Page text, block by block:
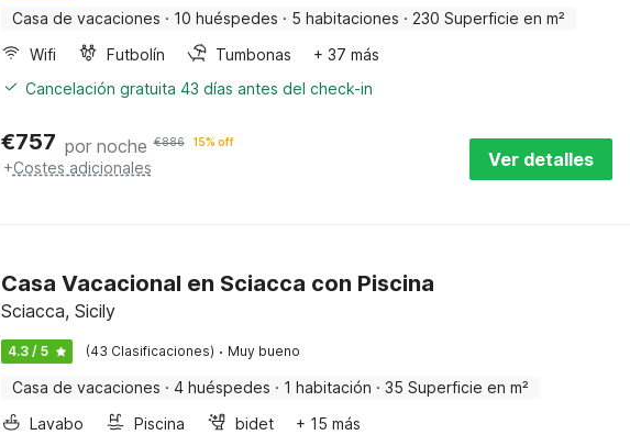
Casa de vacaciones · 10 huéspedes · 5 habitaciones · 230 Superficie en m²
Wifi
Futbolín Tumbonas
+ 37 más
Cancelación gratuita 43 días antes del check-in
€757 por noche €886 15% off
+Costes adicionales Ver detalles
Casa Vacacional en Sciacca con Piscina
Sciacca, Sicily
4.3 / 5 (43 Clasificaciones) · Muy bueno
Casa de vacaciones · 4 huéspedes · 1 habitación · 35 Superficie en m²
Lavabo
Piscina bidet
+ 15 más